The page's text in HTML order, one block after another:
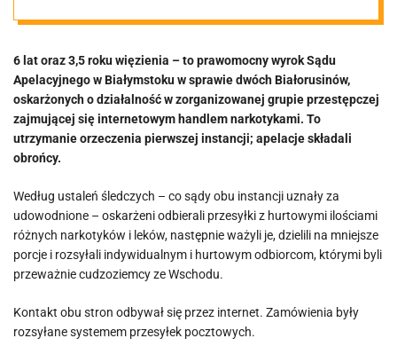
Apelacyjny
utrzymał
orzeczenie
6 lat oraz 3,5 roku więzienia – to prawomocny wyrok Sądu
Apelacyjnego w Białymstoku w sprawie dwóch Białorusinów,
oskarżonych o działalność w zorganizowanej grupie przestępczej
zajmującej się internetowym handlem narkotykami. To
utrzymanie orzeczenia pierwszej instancji; apelacje składali
obrońcy.
Według ustaleń śledczych – co sądy obu instancji uznały za
udowodnione – oskarżeni odbierali przesyłki z hurtowymi ilościami
różnych narkotyków i leków, następnie ważyli je, dzielili na mniejsze
porcje i rozsyłali indywidualnym i hurtowym odbiorcom, którymi byli
przeważnie cudzoziemcy ze Wschodu.
Kontakt obu stron odbywał się przez internet. Zamówienia były
rozsyłane systemem przesyłek pocztowych.